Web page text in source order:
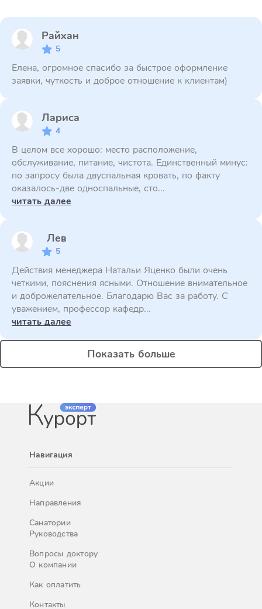
Райхан
5
Елена, огромное спасибо за быстрое оформление
заявки, чуткость и доброе отношение к клиентам)
Лариса
4
В целом все хорошо: место расположение,
обслуживание, питание, чистота. Единственный минус:
по запросу была двуспальная кровать, по факту
оказалось-две односпальные, сто...
читать далее
Лев
5
Действия менеджера Натальи Яценко были очень
четкими, пояснения ясными. Отношение внимательное
и доброжелательное. Благодарю Вас за работу. С
уважением, профессор кафедр...
читать далее
Показать больше
Навигация
Акции
Направления
Санатории
Руководства
Вопросы доктору
О компании
Как оплатить
Контакты